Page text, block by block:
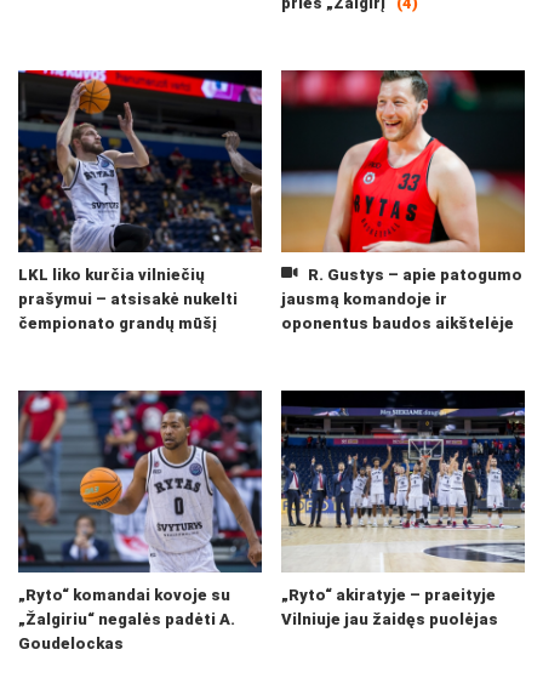
LKL liko kurčia vilniečių
prašymui – atsisakė nukelti
čempionato grandų mūšį
R. Gustys – apie patogumo
jausmą komandoje ir
oponentus baudos aikštelėje
„Ryto“ komandai kovoje su
„Žalgiriu“ negalės padėti A.
Goudelockas
„Ryto“ akiratyje – praeityje
Vilniuje jau žaidęs puolėjas